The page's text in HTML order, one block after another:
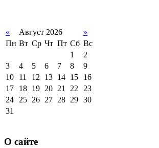
« Август 2026
»
Пн Вт Ср Чт Пт Сб Вс
1
2
3
4 5 6 7 8
9
10
11 12 13 14 15
16
17
18 19 20 21 22
23
24
25 26 27 28 29 30
31
О сайте